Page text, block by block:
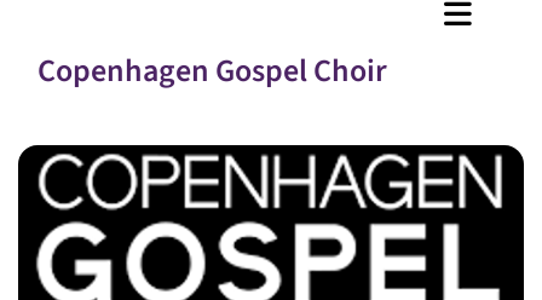
Copenhagen Gospel Choir